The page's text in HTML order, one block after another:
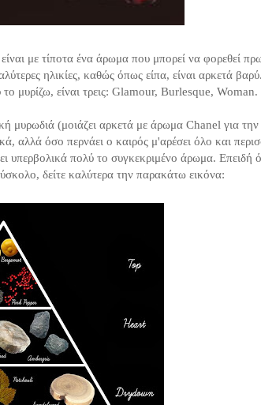
με τίποτα ένα άρωμα που μπορεί να φορεθεί
ηλικίες, καθώς όπως είπα, είναι αρκετά
μυρίζω, είναι τρεις: Glamour, Burlesque, Woman.
μυρωδιά (μοιάζει αρκετά με άρωμα Chanel για την
αλλά όσο περνάει ο καιρός μ'αρέσει όλο και
υπερβολικά πολύ το συγκεκριμένο άρωμα. Επειδή
δείτε καλύτερα την παρακάτω εικόνα: